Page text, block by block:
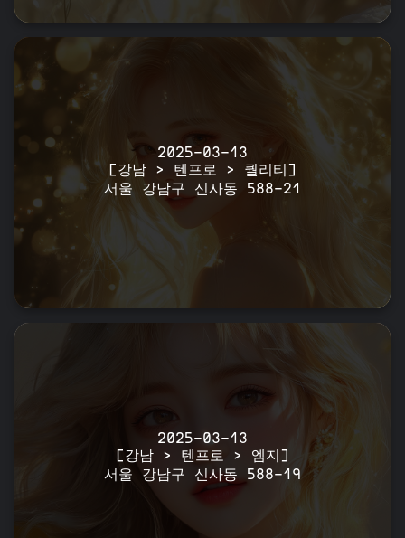
2025-03-13
[강남 > 텐프로 > 퀄리티]
서울 강남구 신사동 588-21
2025-03-13
[강남 > 텐프로 > 엠지]
서울 강남구 신사동 588-19